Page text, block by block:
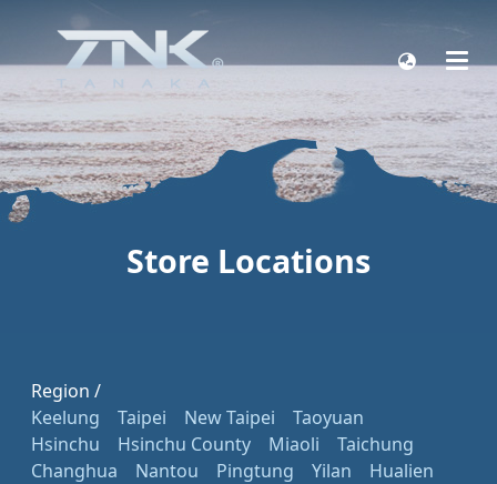
Store Locations
Region /
Keelung
Taipei New Taipei
Taoyuan
Hsinchu
Hsinchu County Miaoli
Taichung
Changhua
Nantou Pingtung Yilan
Hualien